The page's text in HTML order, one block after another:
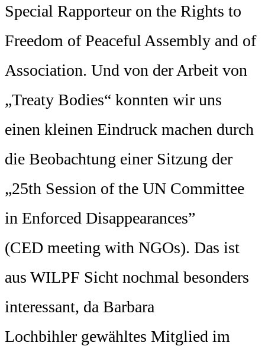
Special Rapporteur on the Rights to
Freedom of Peaceful Assembly and of
Association. Und von der Arbeit von
„Treaty Bodies“ konnten wir uns
einen kleinen Eindruck machen durch
die Beobachtung einer Sitzung der
„25th Session of the UN Committee
in Enforced Disappearances”
(CED meeting with NGOs). Das ist
aus WILPF Sicht nochmal besonders
interessant, da Barbara
Lochbihler gewähltes Mitglied im